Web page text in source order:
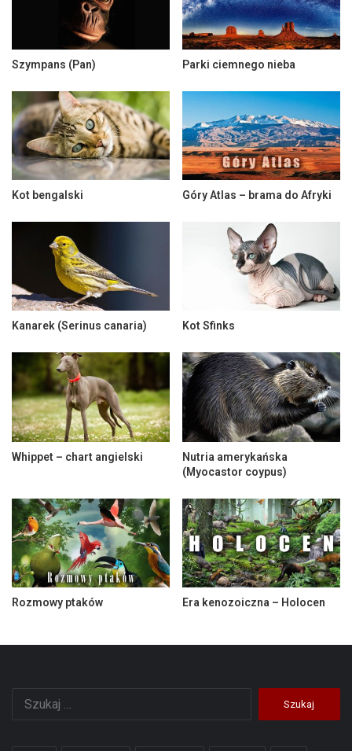
Szympans (Pan) Parki ciemnego nieba
Kot bengalski Góry Atlas – brama do Afryki
Kanarek (Serinus canaria) Kot Sfinks
Whippet – chart angielski
Nutria amerykańska
(Myocastor coypus)
Rozmowy ptaków Era kenozoiczna – Holocen